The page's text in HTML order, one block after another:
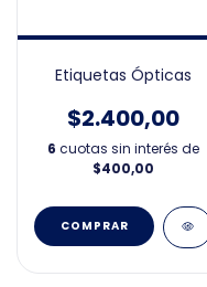
Etiquetas Ópticas
$2.400,00
6 cuotas sin interés de
$400,00